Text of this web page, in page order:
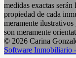
medidas exactas
propiedad de cada
meramente
son meramente
© 2026 Carina
Software Inmobiliario